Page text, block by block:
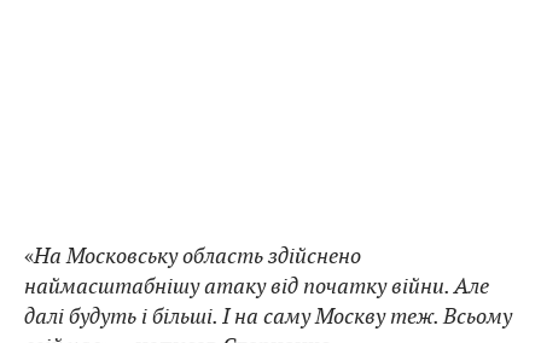
«На Московську область здійснено
наймасштабнішу атаку від початку війни. Але
далі будуть і більші. І на саму Москву теж. Всьому